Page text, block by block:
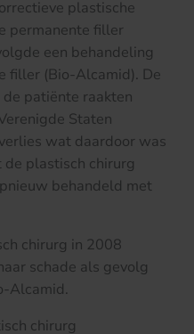
plastische
permanente filler
een behandeling
filler (Bio-Alcamid). De
patiënte raakten
Staten
wat daardoor was
plastisch chirurg
behandeld met
chirurg in 2008
schade als gevolg
Alcamid.
chirurg